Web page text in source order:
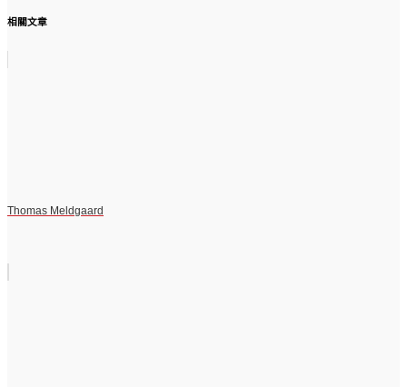
相關文章
Thomas Meldgaard